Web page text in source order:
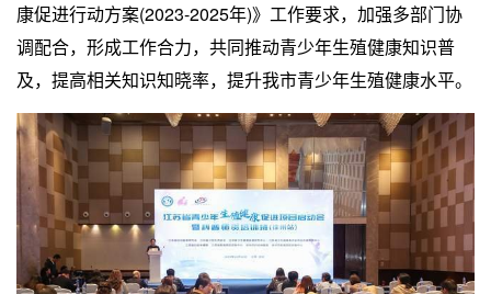
康促进行动方案(2023-2025年)》工作要求，加强多部门协
调配合，形成工作合力，共同推动青少年生殖健康知识普
及，提高相关知识知晓率，提升我市青少年生殖健康水平。